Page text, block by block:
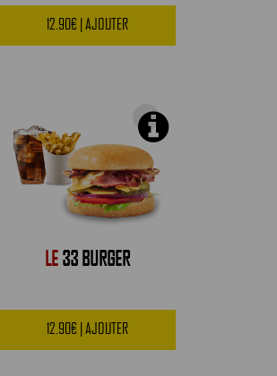
12.90€ | AJOUTER
LE33 BURGER
12.90€ | AJOUTER